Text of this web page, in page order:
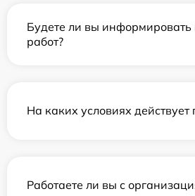
Будете ли вы информировать
работ?
На каких условиях действует
Работаете ли вы с